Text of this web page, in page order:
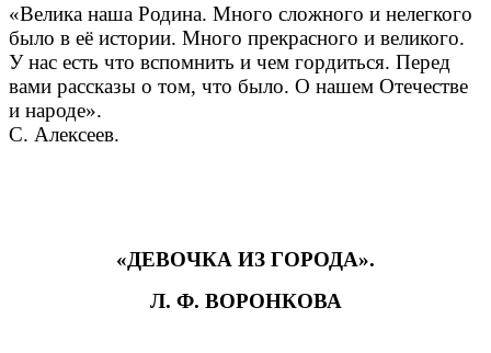
«Велика наша Родина. Много сложного и нелегкого
было в её истории. Много прекрасного и великого.
У нас есть что вспомнить и чем гордиться. Перед
вами рассказы о том, что было. О нашем Отечестве
и народе».
С. Алексеев.
«ДЕВОЧКА ИЗ ГОРОДА».
Л. Ф. ВОРОНКОВА